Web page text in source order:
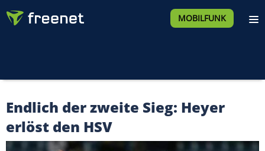
MOBILFUNK
Endlich der zweite Sieg: Heyer
erlöst den HSV